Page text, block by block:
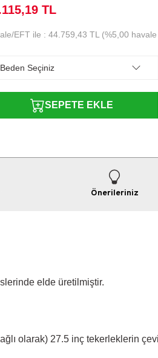
TL
EFT ile : 44.759,43 TL (%5,00
SEPETE EKLE
Önerileriniz
elde üretilmiştir.
olarak) 27.5 inç tekerleklerin